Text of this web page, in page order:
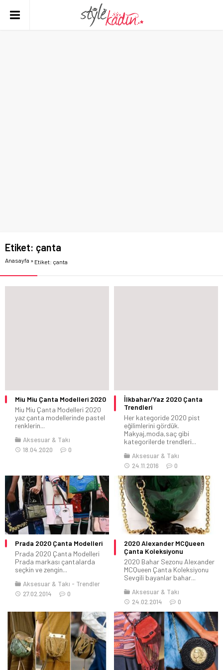
Etiket: çanta
Anasayfa » Etiket: çanta
Miu Miu Çanta Modelleri 2020
Miu Miu Çanta Modelleri 2020
yaz çanta modellerinde pastel
renklerin...
Aksesuar & Takı
18.04.2020
0
İlkbahar/Yaz 2020 Çanta
Trendleri
Her kategoride 2020 pist
eğilimlerini gördük.
Makyaj,moda,saç gibi
kategorilerde trendleri...
Aksesuar & Takı
24.11.2016
0
Prada 2020 Çanta Modelleri
Prada 2020 Çanta Modelleri
Prada markası çantalarda
seçkin ve zengin...
Aksesuar & Takı
Trendler
27.02.2014
0
2020 Alexander MCQueen
Çanta Koleksiyonu
2020 Bahar Sezonu Alexander
MCQueen Çanta Koleksiyonu
Sevgili bayanlar bahar...
Aksesuar & Takı
24.02.2014
0